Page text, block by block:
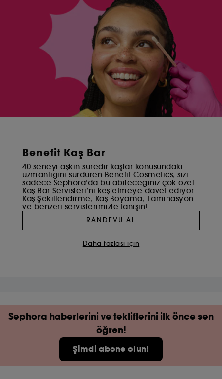
Benefit Kaş Bar
40 seneyi aşkın süredir kaşlar konusundaki
uzmanlığını sürdüren Benefit Cosmetics, sizi
sadece Sephora’da bulabileceğiniz çok özel
Kaş Bar Servisleri’ni keşfetmeye davet ediyor.
Kaş Şekillendirme, Kaş Boyama, Laminasyon
ve benzeri servislerimizle tanışın!
RANDEVU AL
Daha fazlası için
Sephora haberlerini ve tekliflerini ilk önce sen
öğren!
Şimdi abone olun!
sunmak amacıyla kullanılır.​
İzleyici ölçüm çerezleri :
Sitemizin performansını
iyileştirmek için sitemizi ziyaret edenlerin sayısı ve
tarama alışkanlıkları hakkında istatistikler
derlememize olanak tanırlar.​
Çevrimiçi ödemeleri güvence altına alma amaçlı
çerezler :
Dolandırıcılığı ve kimlik hırsızlığını
önlememizi sağlarlar.
Teknik çerezler dışındaki bu izleyicilerin yerleştirilmesi
ve işlenmesi için onayınız gerekir. Aşağıdaki
özelleştirebilir veya "tümünü kabul et" veya "tümünü
reddet" seçeneklerinden faydalanabilirsiniz. Onayınızı
istediğiniz zaman geri çekebilirsiniz. Kullanılan
çerezler hakkında daha fazla bilgi almak istiyorsanız
buraya tıklayınız.